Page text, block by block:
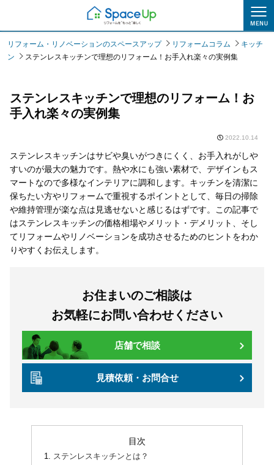
リフォームコラム
リフォーム・リノベーションのスペースアップ リフォームコラム
キッチ
ン
ステンレスキッチンで理想のリフォーム！お手入れ楽々の実例集
ステンレスキッチンで理想のリフォーム！お
手入れ楽々の実例集
2022.10.14
ステンレスキッチンはサビや臭いがつきにくく、お手入れがしや
すいのが最大の魅力です。熱や水にも強い素材で、デザインもス
マートなので多様なインテリアに調和します。キッチンを清潔に
保ちたい方やリフォームで重視するポイントとして、毎日の掃除
や維持管理が楽な点は見逃せないと感じるはずです。この記事で
はステンレスキッチンの価格相場やメリット・デメリット、そし
てリフォームやリノベーションを成功させるためのヒントをわか
りやすくお伝えします。
お住まいのご相談は
お気軽にお問い合わせください
店舗で相談
見積依頼・お問合せ
目次
ステンレスキッチンとは？